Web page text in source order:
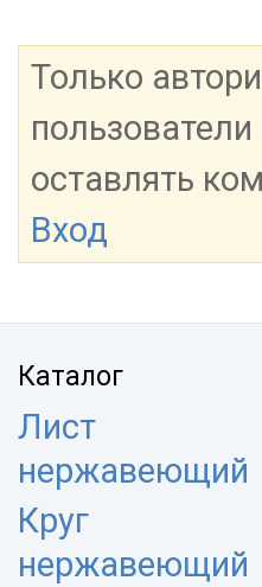
Только
пользователи
оставлять
Вход
Каталог
Лист
нержавеющий
Круг
нержавеющий